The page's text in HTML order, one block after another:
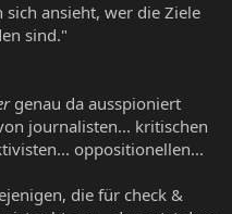
sich ansieht, wer die Ziele
sind."
genau da ausspioniert
journalisten... kritischen
oppositionellen...
die für check &